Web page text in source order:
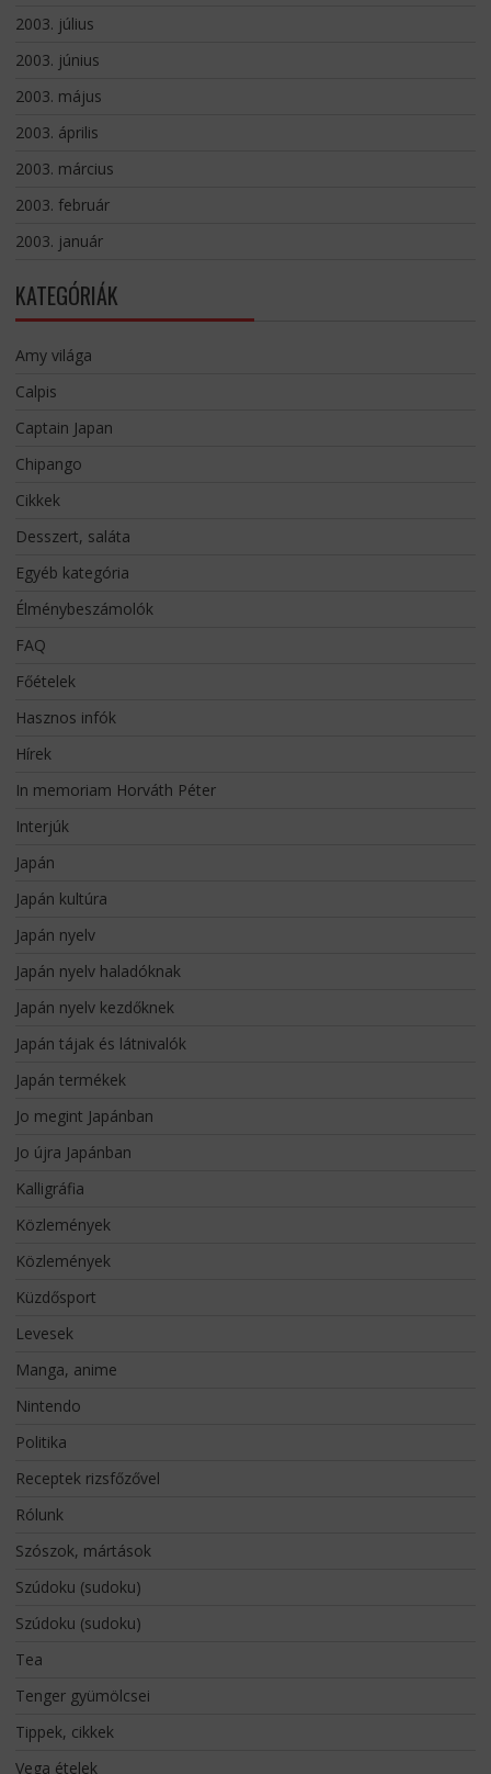
2003. július
2003. június
2003. május
2003. április
2003. március
2003. február
2003. január
KATEGÓRIÁK
Amy világa
Calpis
Captain Japan
Chipango
Cikkek
Desszert, saláta
Egyéb kategória
Élménybeszámolók
FAQ
Főételek
Hasznos infók
Hírek
In memoriam Horváth Péter
Interjúk
Japán
Japán kultúra
Japán nyelv
Japán nyelv haladóknak
Japán nyelv kezdőknek
Japán tájak és látnivalók
Japán termékek
Jo megint Japánban
Jo újra Japánban
Kalligráfia
Közlemények
Közlemények
Küzdősport
Levesek
Manga, anime
Nintendo
Politika
Receptek rizsfőzővel
Rólunk
Szószok, mártások
Szúdoku (sudoku)
Szúdoku (sudoku)
Tea
Tenger gyümölcsei
Tippek, cikkek
Vega ételek